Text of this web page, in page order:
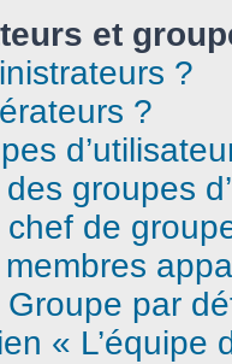
et
?
?
groupes
de
Groupe par
« L’équipe